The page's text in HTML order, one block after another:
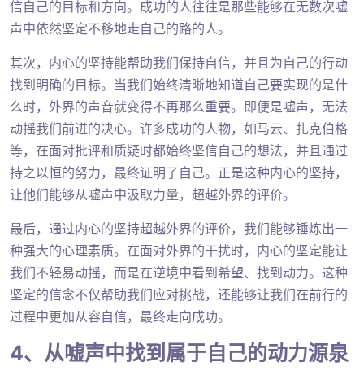
信自己的目标和方向。成功的人往往是那些能够在无数次嘘
声中依然坚定不移地走自己的路的人。
其次，内心的坚持能帮助我们保持自信，并且为自己的行动
找到明确的目标。当我们始终清晰地知道自己要实现的是什
么时，外界的声音就变得不再那么重要。即便是嘘声，无法
动摇我们前进的决心。许多成功的人物，如马云、扎克伯格
等，在面对批评和质疑时都始终坚信自己的想法，并且通过
持之以恒的努力，最终证明了自己。正是这种内心的坚持，
让他们能够从嘘声中汲取力量，超越外界的评价。
最后，通过内心的坚持超越外界的评价，我们能够锤炼出一
种强大的心理素质。在面对外界的干扰时，内心的坚定能让
我们不轻易动摇，而是在逆境中看到希望、找到动力。这种
坚定的信念不仅帮助我们应对挑战，还能够让我们在前行的
过程中更加从容自信，最终走向成功。
4、从嘘声中找到属于自己的动力源泉